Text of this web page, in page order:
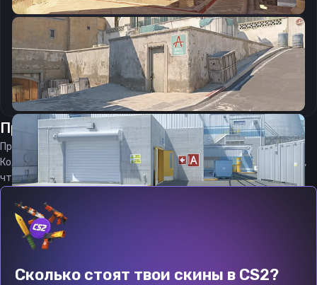
CSGO-GwHX8-vbcRV-Q3BOX-TtJa5-w4GSQ
Скопировать
ПрицелСеруттера от 09.08.2026
Прицел Ceruttera является актуальным на09.08.2026
Код прицела
CS 2 стараемся еженедельно обновлять,
чтобы вы могли играть с актуальными настройками игрока.
Сколько стоят твои скины в CS2?